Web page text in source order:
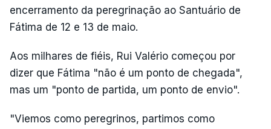
encerramento da peregrinação ao Santuário de
Fátima de 12 e 13 de maio.
Aos milhares de fiéis, Rui Valério começou por
dizer que Fátima "não é um ponto de chegada",
mas um "ponto de partida, um ponto de envio".
"Viemos como peregrinos, partimos como